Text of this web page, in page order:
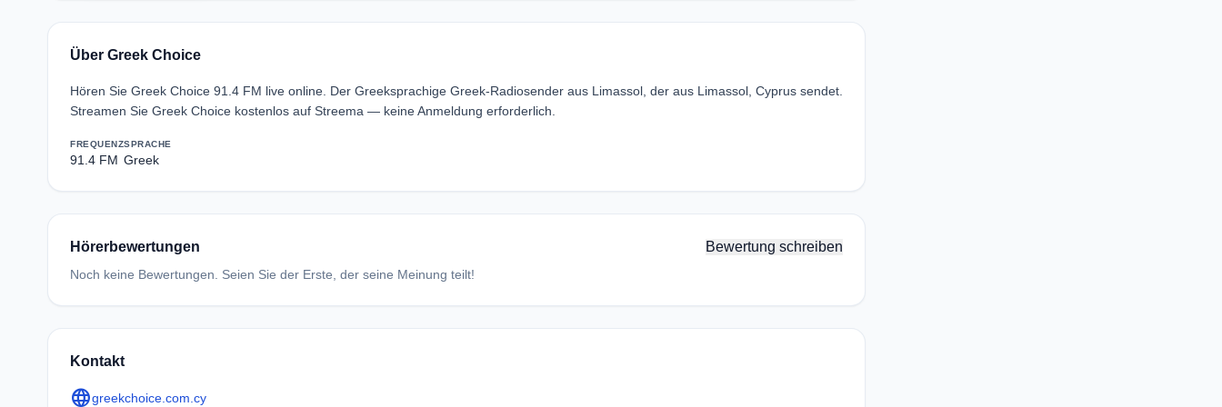
Über Greek Choice
Hören Sie Greek Choice 91.4 FM live online. Der Greeksprachige Greek-Radiosender aus Limassol, der aus Limassol, Cyprus sendet.
Streamen Sie Greek Choice kostenlos auf Streema — keine Anmeldung erforderlich.
FREQUENZ
91.4 FM
SPRACHE
Greek
Hörerbewertungen Bewertung schreiben
Noch keine Bewertungen. Seien Sie der Erste, der seine Meinung teilt!
Kontakt
languagegreekchoice.com.cy